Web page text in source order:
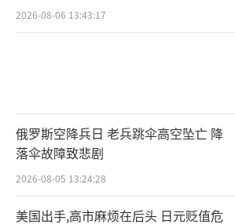
2026-08-06 13:43:17
俄罗斯空降兵日 老兵跳伞高空坠亡 降
落伞故障致悲剧
2026-08-05 13:24:28
美国出手,高市麻烦在后头 日元贬值危